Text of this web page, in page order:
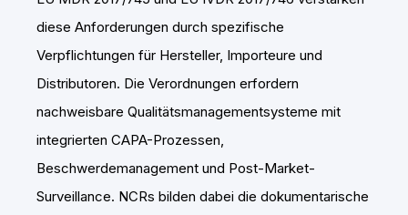
diese Anforderungen durch spezifische
Verpflichtungen für Hersteller, Importeure und
Distributoren. Die Verordnungen erfordern
nachweisbare Qualitätsmanagementsysteme mit
integrierten CAPA-Prozessen,
Beschwerdemanagement und Post-Market-
Surveillance. NCRs bilden dabei die dokumentarische